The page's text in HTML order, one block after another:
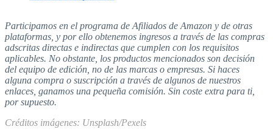
Participamos en el programa de Afiliados de Amazon y de otras
plataformas, y por ello obtenemos ingresos a través de las compras
adscritas directas e indirectas que cumplen con los requisitos
aplicables. No obstante, los productos mencionados son decisión
del equipo de edición, no de las marcas o empresas. Si haces
alguna compra o suscripción a través de algunos de nuestros
enlaces, ganamos una pequeña comisión. Sin coste extra para ti,
por supuesto.
Créditos imágenes: Unsplash/Pexels